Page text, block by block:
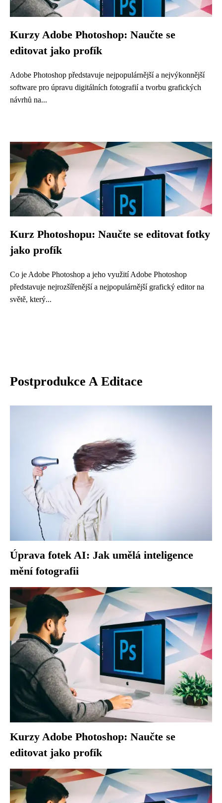
Kurzy Adobe Photoshop: Naučte se
editovat jako profík
Adobe Photoshop představuje nejpopulárnější a nejvýkonnější
software pro úpravu digitálních fotografií a tvorbu grafických
návrhů na...
Kurz Photoshopu: Naučte se editovat fotky
jako profík
Co je Adobe Photoshop a jeho využití Adobe Photoshop
představuje nejrozšířenější a nejpopulárnější grafický editor na
světě, který...
Postprodukce A Editace
Úprava fotek AI: Jak umělá inteligence
mění fotografii
Kurzy Adobe Photoshop: Naučte se
editovat jako profík